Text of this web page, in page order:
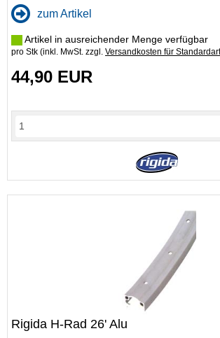
zum Artikel
Artikel in ausreichender Menge verfügbar
pro Stk (inkl. MwSt. zzgl. Versandkosten für
44,90 EUR
Rigida H-Rad 26' Alu